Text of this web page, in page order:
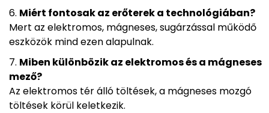
Miért fontosak az erőterek a technológiában?
Mert az elektromos, mágneses, sugárzással működő
eszközök mind ezen alapulnak.
Miben különbözik az elektromos és a mágneses
mező?
Az elektromos tér álló töltések, a mágneses mozgó
töltések körül keletkezik.